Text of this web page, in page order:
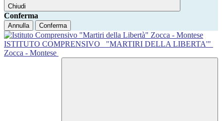
Chiudi
Conferma
Annulla Conferma
ISTITUTO COMPRENSIVO
"MARTIRI DELLA LIBERTA'"
Zocca - Montese